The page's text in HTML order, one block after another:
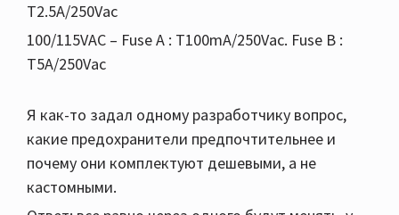
T2.5A/250Vac
100/115VAC – Fuse A : T100mA/250Vac. Fuse B :
T5A/250Vac
Я как-то задал одному разработчику вопрос,
какие предохранители предпочтительнее и
почему они комплектуют дешевыми, а не
кастомными.